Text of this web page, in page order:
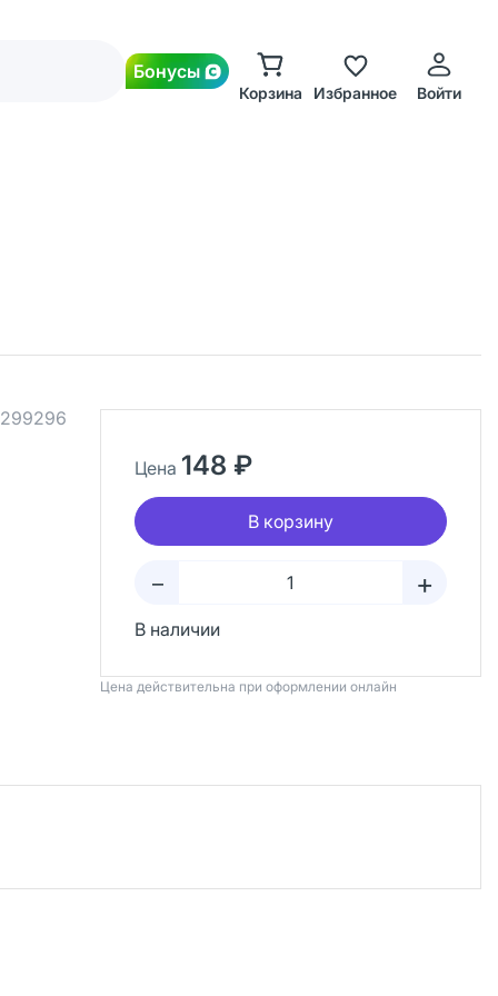
Бонусы
Корзина Избранное Войти
299296
Цена 148 ₽
В корзину
– +
В наличии
Цена действительна при оформлении онлайн